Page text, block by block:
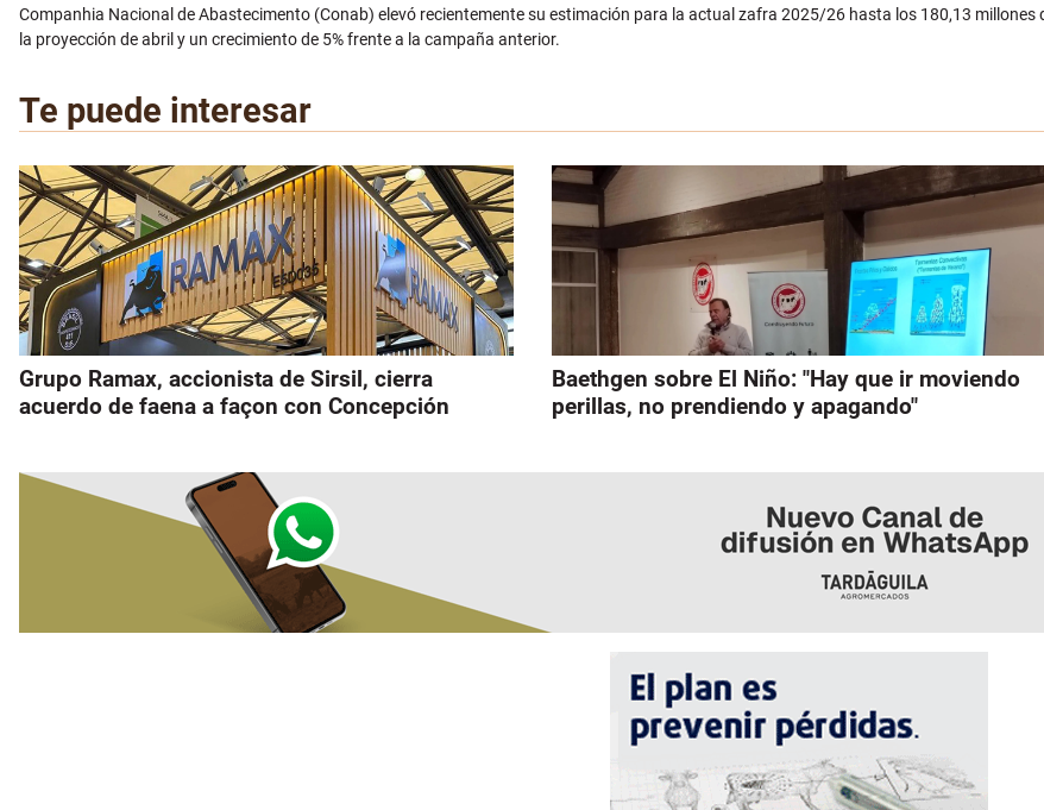
Companhia Nacional de Abastecimento (Conab) elevó recientemente su estimación para la actual zafra 2025/26 hasta los 180,13 millones
la proyección de abril y un crecimiento de 5% frente a la campaña anterior.
Te puede interesar
Grupo Ramax, accionista de Sirsil, cierra
acuerdo de faena a façon con Concepción
Baethgen sobre El Niño: "Hay que ir moviendo
perillas, no prendiendo y apagando"